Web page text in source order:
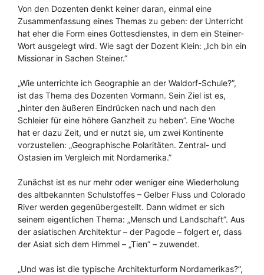
Von den Dozenten denkt keiner daran, einmal eine
Zusammenfassung eines Themas zu geben: der Unterricht
hat eher die Form eines Gottesdienstes, in dem ein Steiner-
Wort ausgelegt wird. Wie sagt der Dozent Klein: „Ich bin ein
Missionar in Sachen Steiner.”
„Wie unterrichte ich Geographie an der Waldorf-Schule?”,
ist das Thema des Dozenten Vormann. Sein Ziel ist es,
„hinter den äußeren Eindrücken nach und nach den
Schleier für eine höhere Ganzheit zu heben”. Eine Woche
hat er dazu Zeit, und er nutzt sie, um zwei Kontinente
vorzustellen: „Geographische Polaritäten. Zentral- und
Ostasien im Vergleich mit Nordamerika.”
Zunächst ist es nur mehr oder weniger eine Wiederholung
des altbekannten Schulstoffes – Gelber Fluss und Colorado
River werden gegenübergestellt. Dann widmet er sich
seinem eigentlichen Thema: „Mensch und Landschaft”. Aus
der asiatischen Architektur – der Pagode – folgert er, dass
der Asiat sich dem Himmel – „Tien” – zuwendet.
„Und was ist die typische Architekturform Nordamerikas?”,